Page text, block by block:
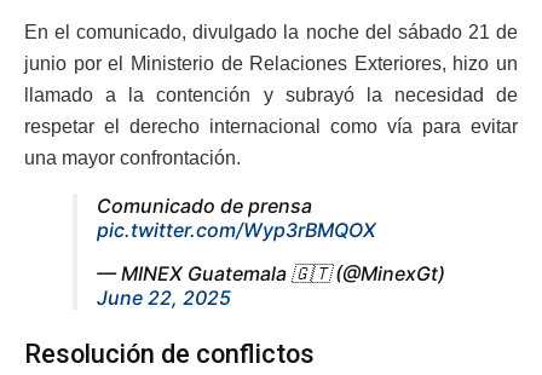
En el comunicado, divulgado la noche del sábado 21 de
junio por el Ministerio de Relaciones Exteriores, hizo un
llamado a la contención y subrayó la necesidad de
respetar el derecho internacional como vía para evitar
una mayor confrontación.
Comunicado de prensa
pic.twitter.com/Wyp3rBMQOX
— MINEX Guatemala 🇬🇹 (@MinexGt)
June 22, 2025
Resolución de conflictos